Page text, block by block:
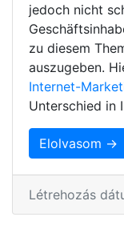
jedoch nicht
zu diesem
auszugeben.
Internet-
Unterschied in
Elolvasom →
Létrehozás